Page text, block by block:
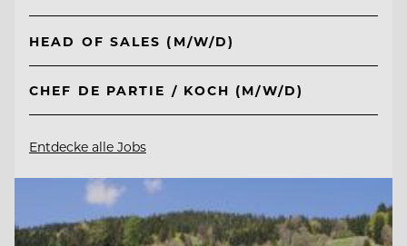
HEAD OF SALES (M/W/D)
CHEF DE PARTIE / KOCH (M/W/D)
Entdecke alle Jobs